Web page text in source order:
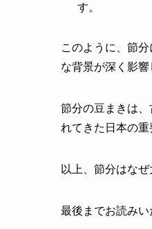
す。
このように、節
な背景が深く影響
節分の豆まきは
れてきた日本の重
以上、節分はな
最後までお読みい